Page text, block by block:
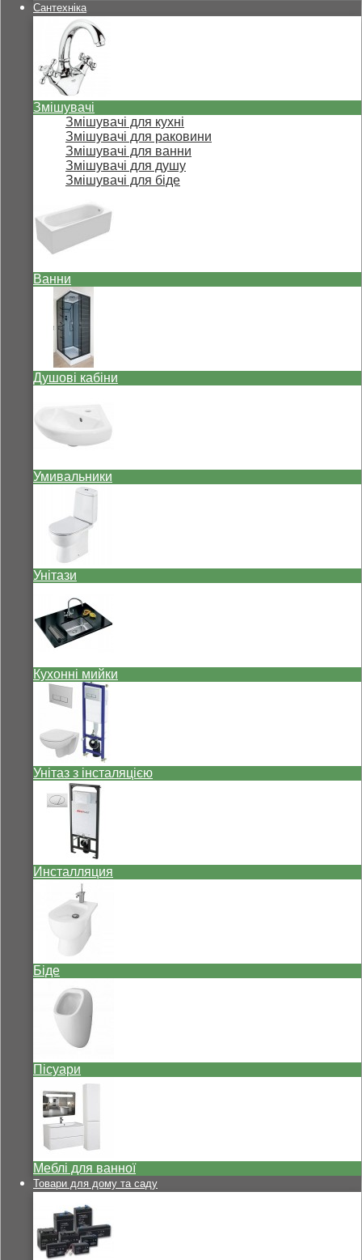
Сантехніка
Змішувачі
Змішувачі для кухні
Змішувачі для раковини
Змішувачі для ванни
Змішувачі для душу
Змішувачі для біде
Ванни
Душові кабіни
Умивальники
Унітази
Кухонні мийки
Унітаз з інсталяцією
Инсталляция
Біде
Пісуари
Меблі для ванної
Товари для дому та саду